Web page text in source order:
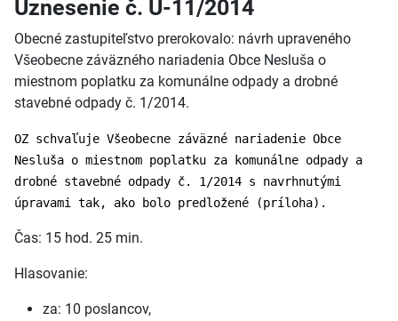
Uznesenie č. U-11/2014
Obecné zastupiteľstvo prerokovalo: návrh upraveného
Všeobecne záväzného nariadenia Obce Nesluša o
miestnom poplatku za komunálne odpady a drobné
stavebné odpady č. 1/2014.
OZ schvaľuje Všeobecne záväzné nariadenie Obce
Nesluša o miestnom poplatku za komunálne odpady a
drobné stavebné odpady č. 1/2014 s navrhnutými
úpravami tak, ako bolo predložené (príloha).
Čas: 15 hod. 25 min.
Hlasovanie:
za: 10 poslancov,